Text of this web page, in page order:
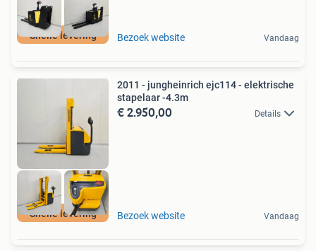
Snelle levering Bezoek website Vandaag
Snelle levering
2011 - jungheinrich ejc114 - elektrische
stapelaar -4.3m
€ 2.950,00 Details
Bezoek website Vandaag